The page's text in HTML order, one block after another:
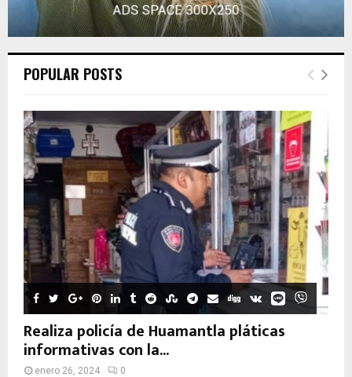
POPULAR POSTS
Realiza policía de Huamantla pláticas
informativas con la...
enero 26, 2024 0